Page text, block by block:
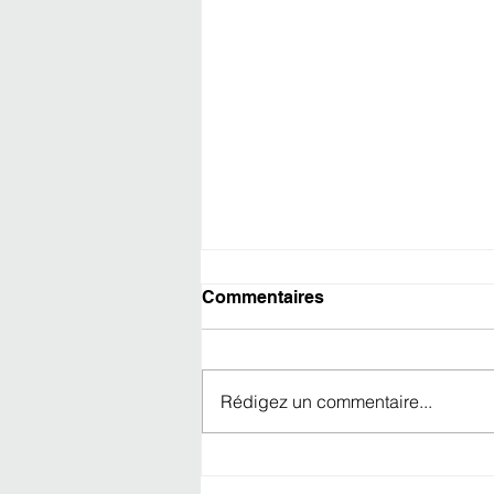
Commentaires
Rédigez un commentaire...